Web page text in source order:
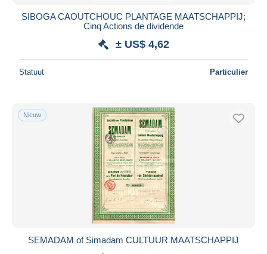
SIBOGA CAOUTCHOUC PLANTAGE MAATSCHAPPIJ;
Cinq Actions de dividende
± US$ 4,62
Statuut Particulier
Nieuw
SEMADAM of Simadam CULTUUR MAATSCHAPPIJ